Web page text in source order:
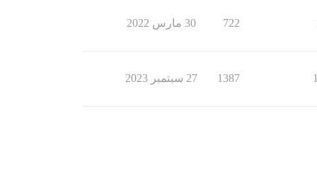
722 30 مارس 2022
1387 27 سبتمبر 2023